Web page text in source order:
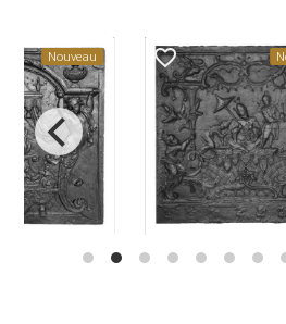
Nouveau favorite_border